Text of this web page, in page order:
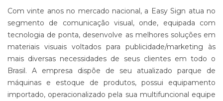
ALGODÃO
PARA
BANNERS
WIND
BANNER
ESTRUTURAS
PARA
Com vinte anos no mercado nacional, a Easy Sign atua no
segmento de comunicação visual, onde, equipada com
tecnologia de ponta, desenvolve as melhores soluções em
materiais visuais voltados para publicidade/marketing às
mais diversas necessidades de seus clientes em todo o
Brasil. A empresa dispõe de seu atualizado parque de
máquinas e estoque de produtos, possui equipamento
importado, operacionalizado pela sua multifuncional equipe